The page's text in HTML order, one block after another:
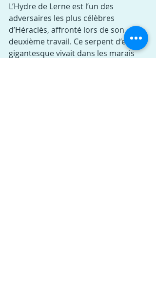
L’Hydre de Lerne est l’un des
adversaires les plus célèbres
d’Héraclès, affronté lors de son
deuxième travail. Ce serpent d’eau
gigantesque vivait dans les marais